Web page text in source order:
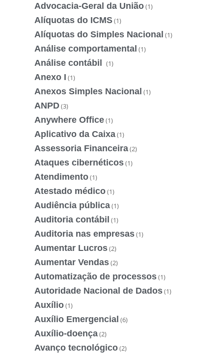
Advocacia-Geral da União(1)
Alíquotas do ICMS(1)
Alíquotas do Simples Nacional (1)
Análise comportamental (1)
Análise contábil (1)
Anexo I (1)
Anexos Simples Nacional (1)
ANPD(3)
Anywhere Office(1)
Aplicativo da Caixa(1)
Assessoria Financeira(2)
Ataques cibernéticos(1)
Atendimento(1)
Atestado médico(1)
Audiência pública(1)
Auditoria contábil (1)
Auditoria nas empresas(1)
Aumentar Lucros(2)
Aumentar Vendas(2)
Automatização de processos(1)
Autoridade Nacional de Dados(1)
Auxílio(1)
Auxílio Emergencial (6)
Auxílio-doença(2)
Avanço tecnológico(2)